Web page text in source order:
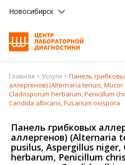
Новосибирск
Главная
Анализы
Получить результат
Пациентам
Главная Услуги
Панель
аллергенов) (Alternaria tenuis,
Cladosporum herbarum, Penicillum
Candida albicans, Fusarium oxispora
Панель грибковых
аллергенов) (Alternaria
pusilus, Aspergillus niger,
herbarum, Penicillum